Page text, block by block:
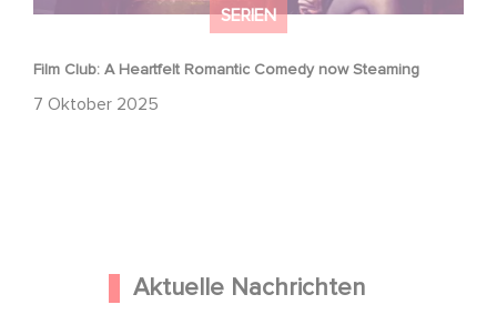
SERIEN
Film Club: A Heartfelt Romantic Comedy now Steaming
7 Oktober 2025
Aktuelle Nachrichten